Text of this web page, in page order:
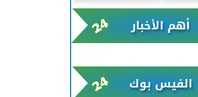
أهم الأخبار
الفيس بوك